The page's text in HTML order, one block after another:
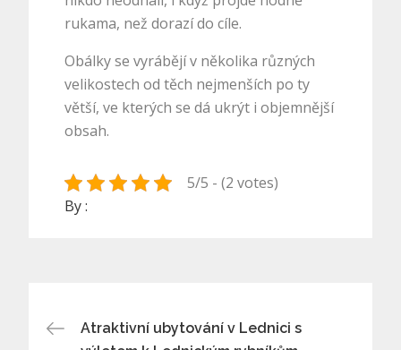
rukama, než dorazí do cíle.
Obálky se vyrábějí v několika různých
velikostech od těch nejmenších po ty
větší, ve kterých se dá ukrýt i objemnější
obsah.
5/5 - (2 votes)
By :
Navigace
Atraktivní ubytování v Lednici s